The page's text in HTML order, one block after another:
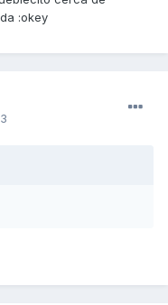
:okey